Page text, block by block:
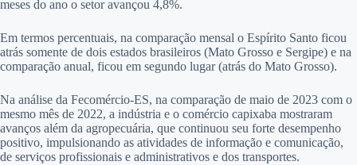
meses do ano o setor avançou 4,8%.
Em termos percentuais, na comparação mensal o Espírito Santo ficou
atrás somente de dois estados brasileiros (Mato Grosso e Sergipe) e na
comparação anual, ficou em segundo lugar (atrás do Mato Grosso).
Na análise da Fecomércio-ES, na comparação de maio de 2023 com o
mesmo mês de 2022, a indústria e o comércio capixaba mostraram
avanços além da agropecuária, que continuou seu forte desempenho
positivo, impulsionando as atividades de informação e comunicação,
de serviços profissionais e administrativos e dos transportes.